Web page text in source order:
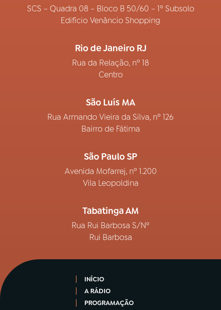
SCS – Quadra 08 – Bloco B 50/60 – 1º Subsolo
Edifício Venâncio Shopping
Rio de Janeiro RJ
Rua da Relação, nº 18
Centro
São Luís MA
Rua Armando Vieira da Silva, nº 126
Bairro de Fátima
São Paulo SP
Avenida Mofarrej, nº 1.200
Vila Leopoldina
Tabatinga AM
Rua Rui Barbosa S/Nº
Rui Barbosa
INÍCIO
A RÁDIO
PROGRAMAÇÃO